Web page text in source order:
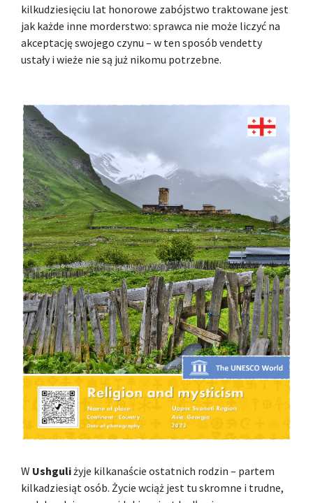
kilkudziesięciu lat honorowe zabójstwo traktowane jest
jak każde inne morderstwo: sprawca nie może liczyć na
akceptację swojego czynu – w ten sposób vendetty
ustały i wieże nie są już nikomu potrzebne.
W Ushguli żyje kilkanaście ostatnich rodzin – partem
kilkadziesiąt osób. Życie wciąż jest tu skromne i trudne,